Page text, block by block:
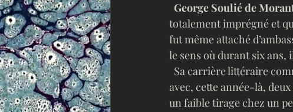
George Soulié de
totalement imprégné et
fut même attaché
le sens où durant six
avec, cette année-là,
un faible tirage chez un